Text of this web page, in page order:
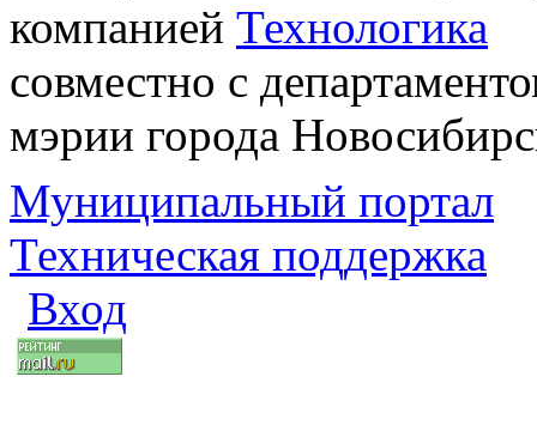
компанией Технологика
совместно с
мэрии города
Муниципальный портал
Техническая поддержка
Вход